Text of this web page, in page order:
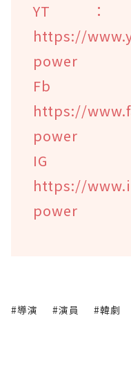
YT
https://
power
https://
power
https://
power
#導演 #演員 #韓劇